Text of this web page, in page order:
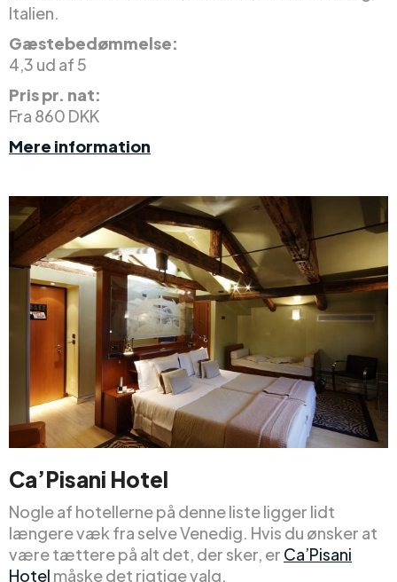
Italien.
Gæstebedømmelse:
4,3 ud af 5
Pris pr. nat:
Fra 860 DKK
Mere information
Ca’Pisani Hotel
Nogle af hotellerne på denne liste ligger lidt
længere væk fra selve Venedig. Hvis du ønsker at
være tættere på alt det, der sker, er Ca’Pisani
Hotel måske det rigtige valg.